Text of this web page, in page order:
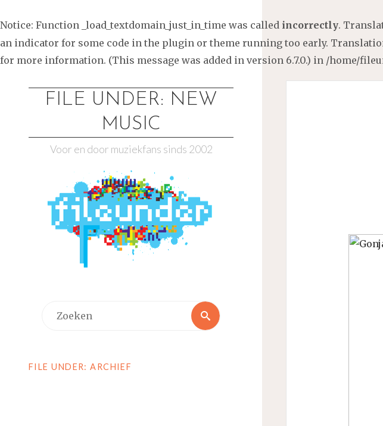
Notice: Function _load_textdomain_just_in_time was called incorrectly.
an indicator for some code in the plugin or theme running too early.
for more information. (This message was added in version 6.7.0.) in /home/
FILE UNDER: NEW
MUSIC
Voor en door muziekfans sinds 2002
Zoeken
FILE UNDER: ARCHIEF